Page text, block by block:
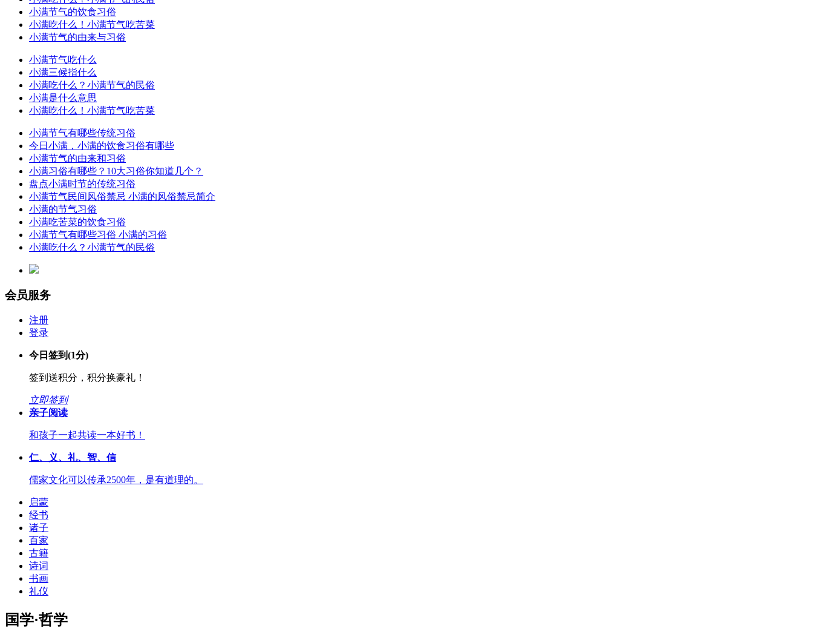
小满节气的饮食习俗
小满吃什么！小满节气吃苦菜
小满节气的由来与习俗
小满节气吃什么
小满三候指什么
小满吃什么？小满节气的民俗
小满是什么意思
小满吃什么！小满节气吃苦菜
小满节气有哪些传统习俗
今日小满，小满的饮食习俗有哪些
小满节气的由来和习俗
小满习俗有哪些？10大习俗你知道几个？
盘点小满时节的传统习俗
小满节气民间风俗禁忌 小满的风俗禁忌简介
小满的节气习俗
小满吃苦菜的饮食习俗
小满节气有哪些习俗 小满的习俗
小满吃什么？小满节气的民俗
会员服务
注册
登录
今日签到(1分)
签到送积分，积分换豪礼！
立即签到
亲子阅读
和孩子一起共读一本好书！
仁、义、礼、智、信
儒家文化可以传承2500年，是有道理的。
启蒙
经书
诸子
百家
古籍
诗词
书画
礼仪
国学·哲学